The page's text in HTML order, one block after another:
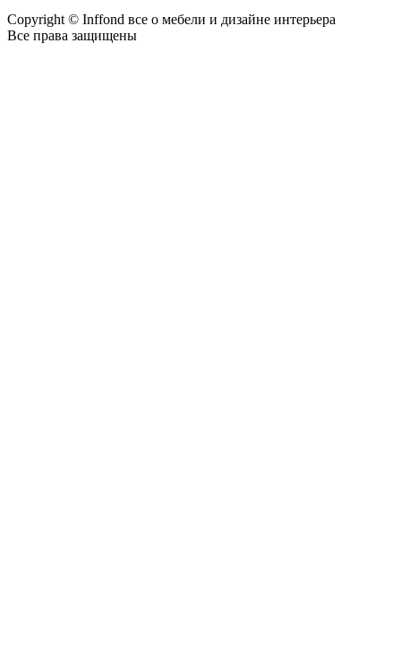
Copyright © Inffond все о мебели и дизайне интерьера
Все права защищены